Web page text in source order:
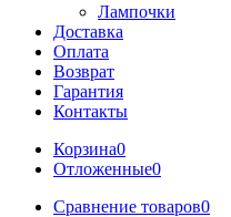
Лампочки
Доставка
Оплата
Возврат
Гарантия
Контакты
Корзина0
Отложенные0
Сравнение товаров0